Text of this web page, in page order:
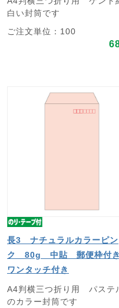
白い封筒です
ご注文単位：100
長3 ナチュラルカラーピン
ク 80g 中貼 郵便枠
ワンタッチ付き
A4判横三つ折り用 パステ
のカラー封筒です